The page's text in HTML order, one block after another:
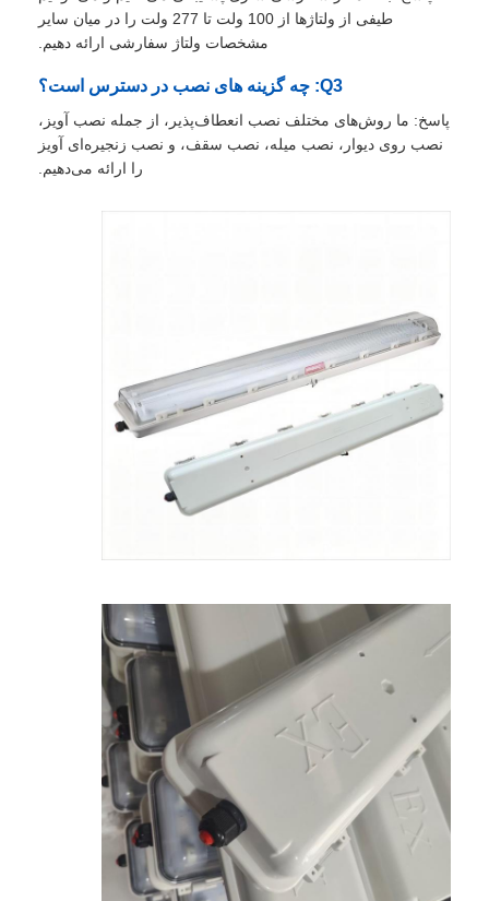
سوئیچ ضد انفجار
طیفی از ولتاژها از 100 ولت تا 277 ولت را در میان سایر
مشخصات ولتاژ سفارشی ارائه دهیم.
Q3: چه گزینه های نصب در دسترس است؟
پاسخ: ما روش‌های مختلف نصب انعطاف‌پذیر، از جمله نصب آویز،
نصب روی دیوار، نصب میله، نصب سقف، و نصب زنجیره‌ای آویز
را ارائه می‌دهیم.